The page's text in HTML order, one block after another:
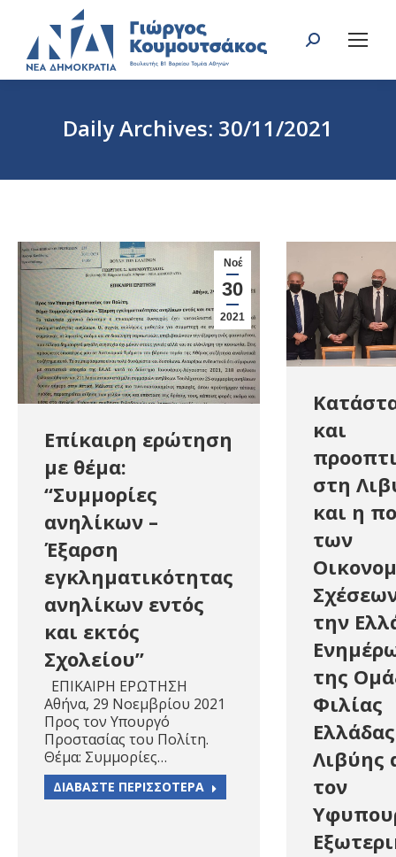
Search:
Daily Archives: 30/11/2021
Νοέ
30
2021
Επίκαιρη ερώτηση
με θέμα:
“Συμμορίες
ανηλίκων –
Έξαρση
εγκληματικότητας
ανηλίκων εντός
και εκτός
Σχολείου”
ΕΠΙΚΑΙΡΗ ΕΡΩΤΗΣΗ
Αθήνα, 29 Νοεμβρίου 2021
Προς τον Υπουργό
Προστασίας του Πολίτη.
Θέμα: Συμμορίες…
ΔΙΑΒΑΣΤΕ ΠΕΡΙΣΣΟΤΕΡΑ
και
στη
και η
των
την
της
Φιλίας
Λιβύης
τον